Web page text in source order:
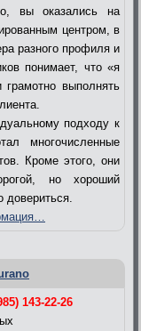
вы оказались на
центром, в
разного профиля и
понимает, что «я
выполнять
подходу к
многочисленные
Кроме этого, они
но хороший
143-22-26